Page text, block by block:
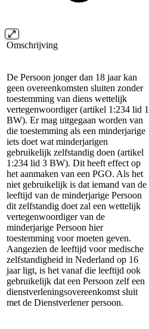
Omschrijving
De Persoon jonger dan 18 jaar kan
geen overeenkomsten sluiten zonder
toestemming van diens wettelijk
vertegenwoordiger (artikel 1:234 lid 1
BW). Er mag uitgegaan worden van
die toestemming als een minderjarige
iets doet wat minderjarigen
gebruikelijk zelfstandig doen (artikel
1:234 lid 3 BW). Dit heeft effect op
het aanmaken van een PGO. Als het
niet gebruikelijk is dat iemand van de
leeftijd van de minderjarige Persoon
dit zelfstandig doet zal een wettelijk
vertegenwoordiger van de
minderjarige Persoon hier
toestemming voor moeten geven.
Aangezien de leeftijd voor medische
zelfstandigheid in Nederland op 16
jaar ligt, is het vanaf die leeftijd ook
gebruikelijk dat een Persoon zelf een
dienstverleningsovereenkomst sluit
met de Dienstverlener persoon.